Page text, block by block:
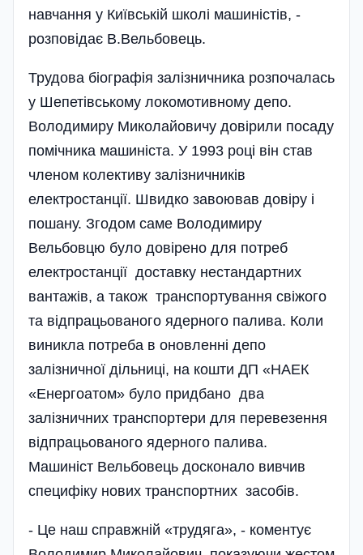
навчання у Київській школі машиністів, -
розповідає В.Вельбовець.
Трудова біографія залізничника розпочалась
у Шепетівському локомотивному депо.
Володимиру Миколайовичу довірили посаду
помічника машиніста. У 1993 році він став
членом колективу залізничників
електростанції. Швидко завоював довіру і
пошану. Згодом саме Володимиру
Вельбовцю було довірено для потреб
електростанції доставку нестандартних
вантажів, а також транспортування свіжого
та відпрацьованого ядерного палива. Коли
виникла потреба в оновленні депо
залізничної дільниці, на кошти ДП «НАЕК
«Енергоатом» було придбано два
залізничних транспортери для перевезення
відпрацьованого ядерного палива.
Машиніст Вельбовець досконало вивчив
специфіку нових транспортних засобів.
- Це наш справжній «трудяга», - коментує